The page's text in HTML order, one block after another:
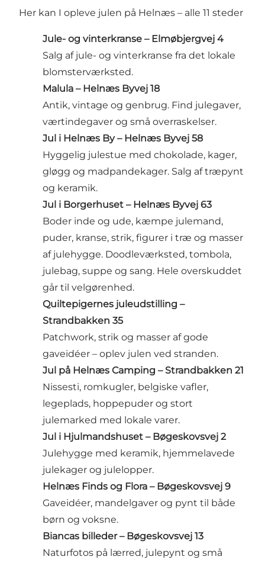
Her kan I opleve julen på Helnæs – alle 11 steder
Jule- og vinterkranse – Elmøbjergvej 4
Salg af jule- og vinterkranse fra det lokale
blomster­værksted.
Malula – Helnæs Byvej 18
Antik, vintage og genbrug. Find julegaver,
værtindegaver og små overraskelser.
Jul i Helnæs By – Helnæs Byvej 58
Hyggelig julestue med chokolade, kager,
gløgg og madpandekager. Salg af træpynt
og keramik.
Jul i Borgerhuset – Helnæs Byvej 63
Boder inde og ude, kæmpe julemand,
puder, kranse, strik, figurer i træ og masser
af julehygge. Doodleværksted, tombola,
julebag, suppe og sang. Hele overskuddet
går til velgørenhed.
Quiltepigernes juleudstilling –
Strandbakken 35
Patchwork, strik og masser af gode
gaveidéer – oplev julen ved stranden.
Jul på Helnæs Camping – Strandbakken 21
Nissesti, romkugler, belgiske vafler,
legeplads, hoppepuder og stort
julemarked med lokale varer.
Jul i Hjulmandshuset – Bøgeskovsvej 2
Julehygge med keramik, hjemmelavede
julekager og julelopper.
Helnæs Finds og Flora – Bøgeskovsvej 9
Gaveidéer, mandelgaver og pynt til både
børn og voksne.
Biancas billeder – Bøgeskovsvej 13
Naturfotos på lærred, julepynt og små